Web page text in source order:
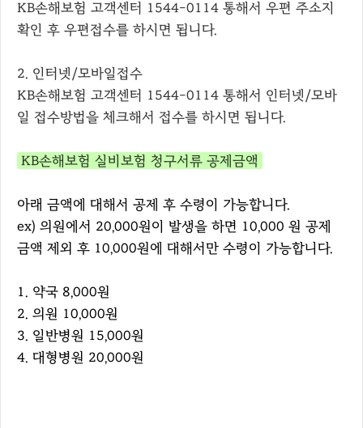
KB손해보험 고객센터 1544-0114 통해서 우편 주소지
확인 후 우편접수를 하시면 됩니다.
2. 인터넷/모바일접수
KB손해보험 고객센터 1544-0114 통해서 인터넷/모바
일 접수방법을 체크해서 접수를 하시면 됩니다.
KB손해보험 실비보험 청구서류 공제금액
아래 금액에 대해서 공제 후 수령이 가능합니다.
ex) 의원에서 20,000원이 발생을 하면 10,000 원 공제
금액 제외 후 10,000원에 대해서만 수령이 가능합니다.
1. 약국 8,000원
2. 의원 10,000원
3. 일반병원 15,000원
4. 대형병원 20,000원